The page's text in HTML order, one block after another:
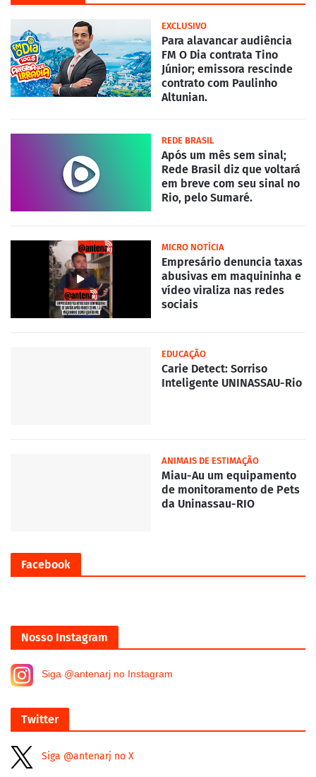
EXCLUSIVO
Para alavancar audiência
FM O Dia contrata Tino
Júnior; emissora rescinde
contrato com Paulinho
Altunian.
REDE BRASIL
Após um mês sem sinal;
Rede Brasil diz que voltará
em breve com seu sinal no
Rio, pelo Sumaré.
MICRO NOTÍCIA
Empresário denuncia taxas
abusivas em maquininha e
vídeo viraliza nas redes
sociais
EDUCAÇÃO
Carie Detect: Sorriso
Inteligente UNINASSAU-Rio
ANIMAIS DE ESTIMAÇÃO
Miau-Au um equipamento
de monitoramento de Pets
da Uninassau-RIO
Facebook
Nosso Instagram
Siga @antenarj no Instagram
Twitter
Siga @antenarj no X